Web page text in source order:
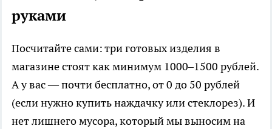
руками
Посчитайте сами: три готовых изделия в
магазине стоят как минимум 1000–1500 рублей.
А у вас — почти бесплатно, от 0 до 50 рублей
(если нужно купить наждачку или стеклорез). И
нет лишнего мусора, который мы выносим на